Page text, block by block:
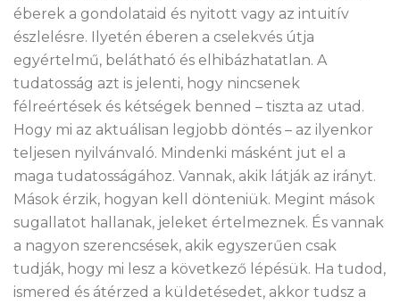
éberek a gondolataid és nyitott vagy az intuitív
észlelésre. Ilyetén éberen a cselekvés útja
egyértelmű, belátható és elhibázhatatlan. A
tudatosság azt is jelenti, hogy nincsenek
félreértések és kétségek benned – tiszta az utad.
Hogy mi az aktuálisan legjobb döntés – az ilyenkor
teljesen nyilvánvaló. Mindenki másként jut el a
maga tudatosságához. Vannak, akik látják az irányt.
Mások érzik, hogyan kell dönteniük. Megint mások
sugallatot hallanak, jeleket értelmeznek. És vannak
a nagyon szerencsések, akik egyszerűen csak
tudják, hogy mi lesz a következő lépésük. Ha tudod,
ismered és átérzed a küldetésedet, akkor tudsz a